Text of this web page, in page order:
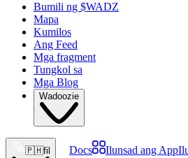
Bumili ng $WADZ
Mapa
Kumilos
Ang Feed
Mga fragment
Tungkol sa
Mga Blog
Wadoozie
🇵🇭fil Docs Ilunsad ang App